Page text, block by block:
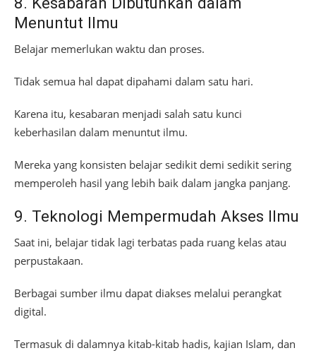
Menuntut Ilmu
Belajar memerlukan waktu dan proses.
Tidak semua hal dapat dipahami dalam satu hari.
Karena itu, kesabaran menjadi salah satu kunci
keberhasilan dalam menuntut ilmu.
Mereka yang konsisten belajar sedikit demi sedikit sering
memperoleh hasil yang lebih baik dalam jangka panjang.
9. Teknologi Mempermudah Akses Ilmu
Saat ini, belajar tidak lagi terbatas pada ruang kelas atau
perpustakaan.
Berbagai sumber ilmu dapat diakses melalui perangkat
digital.
Termasuk di dalamnya kitab-kitab hadis, kajian Islam, dan